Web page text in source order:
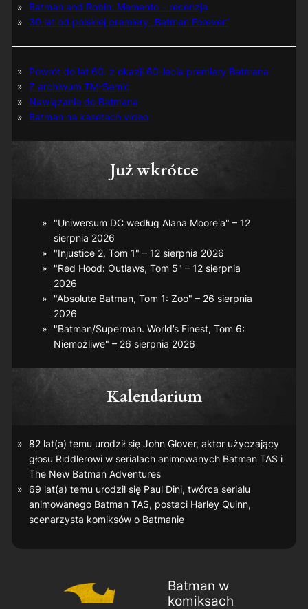
Batman and Robin: Memento – recenzja
30 lat od polskiej premiery „Batman Forever”
Powrót do lat 60. z okazji 60-lecia premiery Batmana
Z archiwum TM-Semic
Nawiązania do Batmana
Batman na kasetach video
Już wkrótce
"Uniwersum DC według Alana Moore'a" – 12
sierpnia 2026
"Injustice 2, Tom 1" – 12 sierpnia 2026
"Red Hood: Outlaws, Tom 5" – 12 sierpnia
2026
"Absolute Batman, Tom 1: Zoo" – 26 sierpnia
2026
"Batman/Superman. World’s Finest, Tom 6:
Niemożliwe" – 26 sierpnia 2026
Kalendarium
82 lat(a) temu urodził się John Glover, aktor użyczający
głosu Riddlerowi w serialach animowanych Batman TAS i
The New Batman Adventures
69 lat(a) temu urodził się Paul Dini, twórca serialu
animowanego Batman TAS, postaci Harley Quinn,
scenarzysta komiksów o Batmanie
Batman w
komiksach